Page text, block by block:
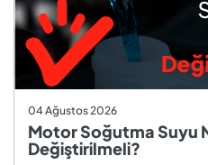
04 Ağustos 2026
Motor Soğutma Suyu
Değiştirilmeli?